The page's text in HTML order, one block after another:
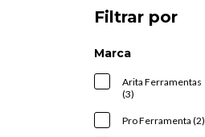
Filtrar por
Marca
Arita Ferramentas
(3)
Pro Ferramenta (2)